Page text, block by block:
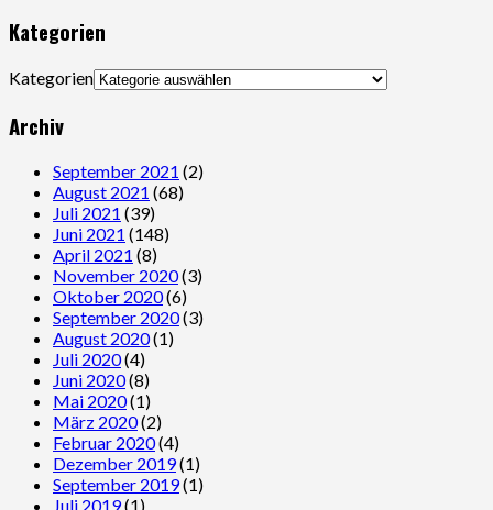
Kategorien
Kategorien
Archiv
September 2021 (2)
August 2021 (68)
Juli 2021 (39)
Juni 2021 (148)
April 2021 (8)
November 2020(3)
Oktober 2020(6)
September 2020(3)
August 2020(1)
Juli 2020(4)
Juni 2020(8)
Mai 2020(1)
März 2020(2)
Februar 2020(4)
Dezember 2019(1)
September 2019(1)
Juli 2019(1)